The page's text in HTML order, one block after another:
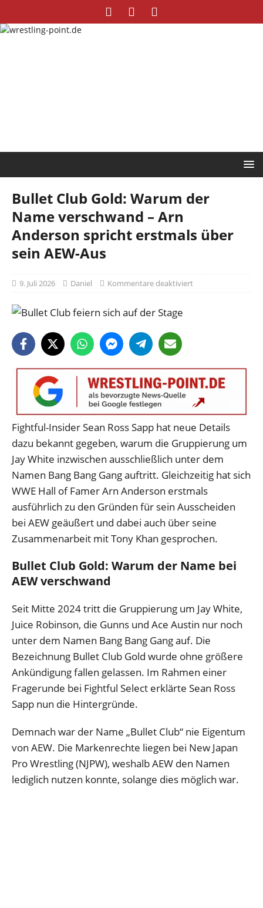
Bullet Club Gold: Warum der
Name verschwand – Arn
Anderson spricht erstmals über
sein AEW-Aus
9. Juli 2026 Daniel Kommentare deaktiviert
Fightful-Insider Sean Ross Sapp hat neue Details
dazu bekannt gegeben, warum die Gruppierung um
Jay White inzwischen ausschließlich unter dem
Namen Bang Bang Gang auftritt. Gleichzeitig hat sich
WWE Hall of Famer Arn Anderson erstmals
ausführlich zu den Gründen für sein Ausscheiden
bei AEW geäußert und dabei auch über seine
Zusammenarbeit mit Tony Khan gesprochen.
Bullet Club Gold: Warum der Name bei
AEW verschwand
Seit Mitte 2024 tritt die Gruppierung um Jay White,
Juice Robinson, die Gunns und Ace Austin nur noch
unter dem Namen Bang Bang Gang auf. Die
Bezeichnung Bullet Club Gold wurde ohne größere
Ankündigung fallen gelassen. Im Rahmen einer
Fragerunde bei Fightful Select erklärte Sean Ross
Sapp nun die Hintergründe.
Demnach war der Name „Bullet Club“ nie Eigentum
von AEW. Die Markenrechte liegen bei New Japan
Pro Wrestling (NJPW), weshalb AEW den Namen
lediglich nutzen konnte, solange dies möglich war.